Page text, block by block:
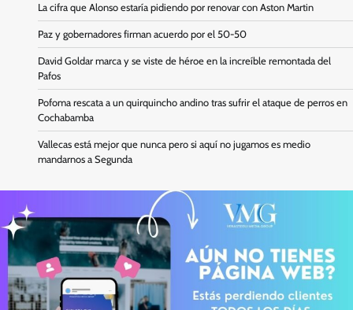
La cifra que Alonso estaría pidiendo por renovar con Aston Martin
Paz y gobernadores firman acuerdo por el 50-50
David Goldar marca y se viste de héroe en la increíble remontada del
Pafos
Pofoma rescata a un quirquincho andino tras sufrir el ataque de perros en
Cochabamba
Vallecas está mejor que nunca pero si aquí no jugamos es medio
mandarnos a Segunda